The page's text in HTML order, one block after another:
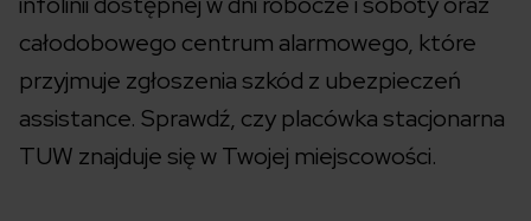
całodobowego centrum alarmowego, które
przyjmuje zgłoszenia szkód z ubezpieczeń
assistance. Sprawdź, czy placówka stacjonarna
TUW znajduje się w Twojej miejscowości.